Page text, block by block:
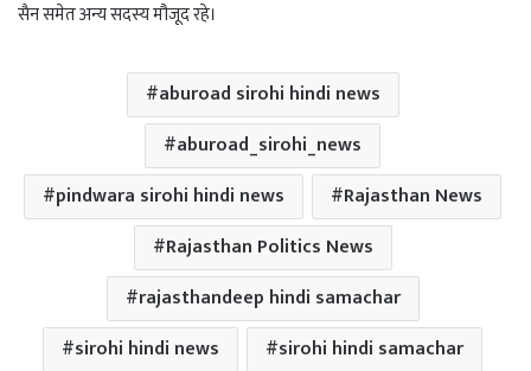
सैन समेत अन्य सदस्य मौजूद रहे।
aburoad sirohi hindi news
aburoad_sirohi_news
pindwara sirohi hindi news
Rajasthan News
Rajasthan Politics News
rajasthandeep hindi samachar
sirohi hindi news
sirohi hindi samachar